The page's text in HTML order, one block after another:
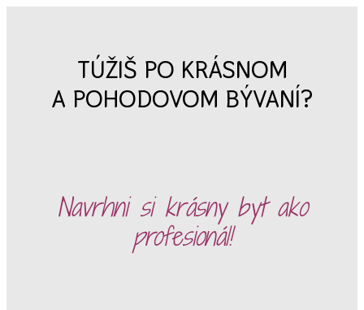
TÚŽIŠ PO KRÁSNOM
A POHODOVOM BÝVANÍ?
Navrhni si krásny byt ako
profesionál!